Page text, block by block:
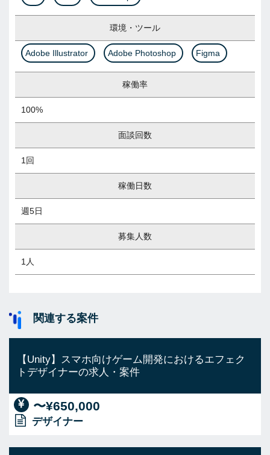
環境・ツール
Adobe Illustrator Adobe Photoshop Figma
稼働率
100%
面談回数
1回
稼働日数
週5日
募集人数
1人
関連する案件
【Unity】スマホ向けゲーム開発におけるエフェク
トデザイナーの求人・案件
〜¥650,000
デザイナー